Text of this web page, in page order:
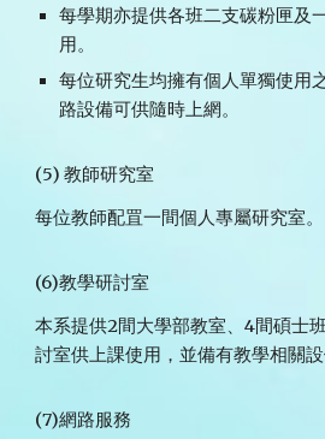
每學期亦提供各班二支碳粉匣及
用。
每位研究生均擁有個人單獨使用
路設備可供隨時上網。
(5) 教師研究室
每位教師配罝一間個人專屬研究室。
(6)教學研討室
本系提供2間大學部教室、4間碩士
討室供上課使用，並備有教學相關設
(7)網路服務